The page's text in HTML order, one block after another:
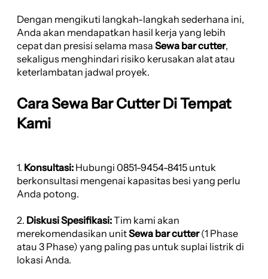
Dengan mengikuti langkah-langkah sederhana ini,
Anda akan mendapatkan hasil kerja yang lebih
cepat dan presisi selama masa Sewa bar cutter,
sekaligus menghindari risiko kerusakan alat atau
keterlambatan jadwal proyek.
Cara Sewa Bar Cutter Di Tempat
Kami
1. Konsultasi: Hubungi 0851-9454-8415 untuk
berkonsultasi mengenai kapasitas besi yang perlu
Anda potong.
2. Diskusi Spesifikasi:Tim kami akan
merekomendasikan unitSewa bar cutter(1 Phase
atau 3 Phase) yang paling pas untuk suplai listrik di
lokasi Anda.